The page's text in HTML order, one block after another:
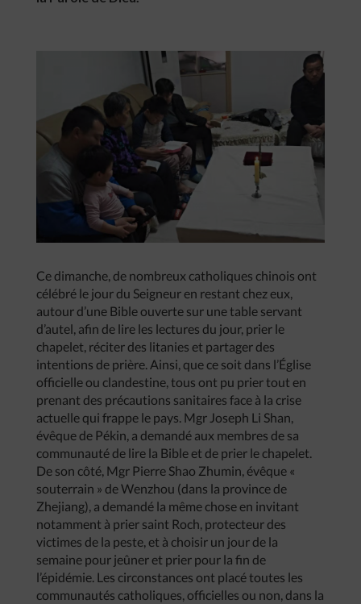
Ce dimanche, de nombreux catholiques chinois ont
célébré le jour du Seigneur en restant chez eux,
autour d’une Bible ouverte sur une table servant
d’autel, afin de lire les lectures du jour, prier le
chapelet, réciter des litanies et partager des
intentions de prière. Ainsi, que ce soit dans l’Église
officielle ou clandestine, tous ont pu prier tout en
prenant des précautions sanitaires face à la crise
actuelle qui frappe le pays. Mgr Joseph Li Shan,
évêque de Pékin, a demandé aux membres de sa
communauté de lire la Bible et de prier le chapelet.
De son côté, Mgr Pierre Shao Zhumin, évêque «
souterrain » de Wenzhou (dans la province de
Zhejiang), a demandé la même chose en invitant
notamment à prier saint Roch, protecteur des
victimes de la peste, et à choisir un jour de la
semaine pour jeûner et prier pour la fin de
l’épidémie. Les circonstances ont placé toutes les
communautés catholiques, officielles ou non, dans la